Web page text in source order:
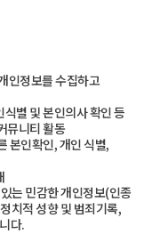
인정보를 수집하고
별 및 본인의사 확인 등
뮤니티 활동
본인확인, 개인 식별,
는 민감한 개인정보(인종
치적 성향 및 범죄기록,
다.